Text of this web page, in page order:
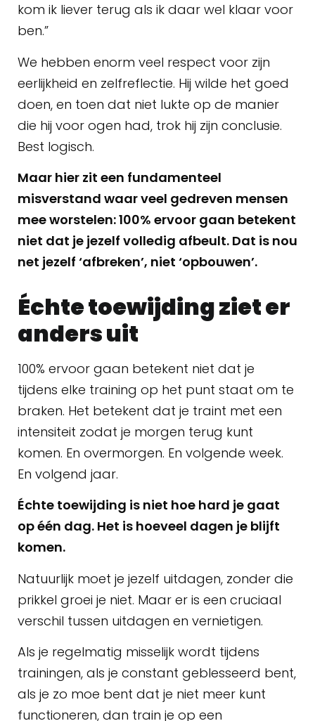
kom ik liever terug als ik daar wel klaar voor
ben.”
We hebben enorm veel respect voor zijn
eerlijkheid en zelfreflectie. Hij wilde het goed
doen, en toen dat niet lukte op de manier
die hij voor ogen had, trok hij zijn conclusie.
Best logisch.
Maar hier zit een fundamenteel
misverstand waar veel gedreven mensen
mee worstelen: 100% ervoor gaan betekent
niet dat je jezelf volledig afbeult. Dat is nou
net jezelf ‘afbreken’, niet ‘opbouwen’.
Échte toewijding ziet er
anders uit
100% ervoor gaan betekent niet dat je
tijdens elke training op het punt staat om te
braken. Het betekent dat je traint met een
intensiteit zodat je morgen terug kunt
komen. En overmorgen. En volgende week.
En volgend jaar.
Échte toewijding is niet hoe hard je gaat
op één dag. Het is hoeveel dagen je blijft
komen.
Natuurlijk moet je jezelf uitdagen, zonder die
prikkel groei je niet. Maar er is een cruciaal
verschil tussen uitdagen en vernietigen.
Als je regelmatig misselijk wordt tijdens
trainingen, als je constant geblesseerd bent,
als je zo moe bent dat je niet meer kunt
functioneren, dan train je op een